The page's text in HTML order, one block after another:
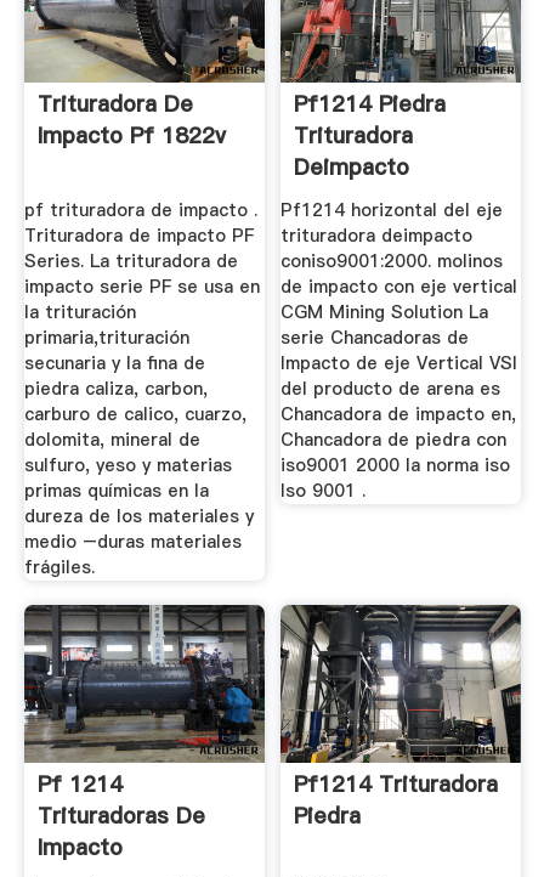
Trituradora De
Impacto Pf 1822v
pf trituradora de impacto .
Trituradora de impacto PF
Series. La trituradora de
impacto serie PF se usa en
la trituración
primaria,trituración
secunaria y la fina de
piedra caliza, carbon,
carburo de calico, cuarzo,
dolomita, mineral de
sulfuro, yeso y materias
primas químicas en la
dureza de los materiales y
medio –duras materiales
frágiles.
Pf1214 Piedra
Trituradora
Deimpacto
Pf1214 horizontal del eje
trituradora deimpacto
coniso9001:2000. molinos
de impacto con eje vertical
CGM Mining Solution La
serie Chancadoras de
Impacto de eje Vertical VSI
del producto de arena es
Chancadora de impacto en,
Chancadora de piedra con
iso9001 2000 la norma iso
Iso 9001 .
Pf 1214
Trituradoras De
Impacto
Pf1214 Trituradora
Piedra